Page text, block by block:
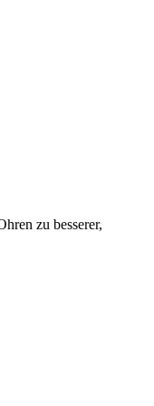
zu besserer,